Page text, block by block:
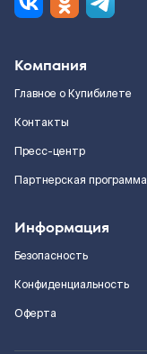
Компания
Главное о Купибилете
Контакты
Пресс-центр
Партнерская программа
Информация
Безопасность
Конфиденциальность
Оферта